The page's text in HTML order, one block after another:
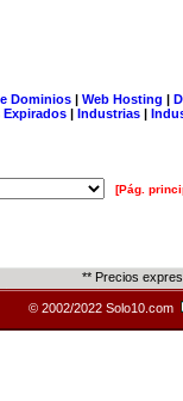
Dominios| Web Hosting |
| Industrias |
[Pág.
** Precios
© 2002/2022 Solo10.com